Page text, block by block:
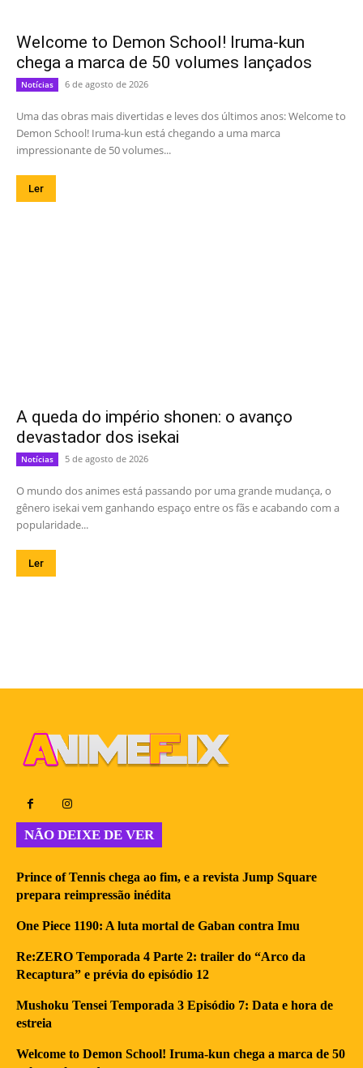
Welcome to Demon School! Iruma-kun
chega a marca de 50 volumes lançados
Notícias 6 de agosto de 2026
Uma das obras mais divertidas e leves dos últimos anos: Welcome to
Demon School! Iruma-kun está chegando a uma marca
impressionante de 50 volumes...
Ler
A queda do império shonen: o avanço
devastador dos isekai
Notícias 5 de agosto de 2026
O mundo dos animes está passando por uma grande mudança, o
gênero isekai vem ganhando espaço entre os fãs e acabando com a
popularidade...
Ler
NÃO DEIXE DE VER
Prince of Tennis chega ao fim, e a revista Jump Square
prepara reimpressão inédita
One Piece 1190: A luta mortal de Gaban contra Imu
Re:ZERO Temporada 4 Parte 2: trailer do “Arco da
Recaptura” e prévia do episódio 12
Mushoku Tensei Temporada 3 Episódio 7: Data e hora de
estreia
Welcome to Demon School! Iruma-kun chega a marca de 50